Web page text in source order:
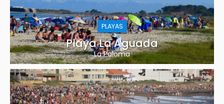
PLAYAS
Playa La Aguada
La Paloma